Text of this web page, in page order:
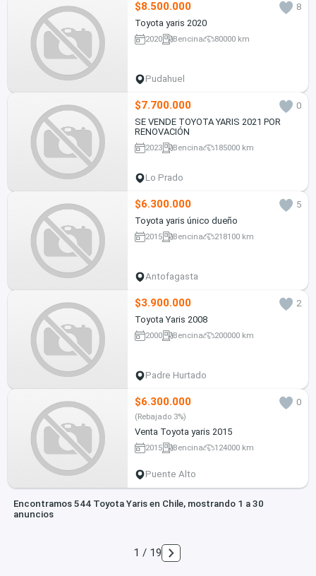
$8.500.000
8
Toyota yaris 2020
2020 Bencina 80000 km
Pudahuel
$7.700.000
0
SE VENDE TOYOTA YARIS 2021 POR
RENOVACIÓN
2023 Bencina 185000 km
Lo Prado
$6.300.000
5
Toyota yaris único dueño
2015 Bencina 218100 km
Antofagasta
$3.900.000
2
Toyota Yaris 2008
2000 Bencina 200000 km
Padre Hurtado
$6.300.000 0
(Rebajado 3%)
Venta Toyota yaris 2015
2015 Bencina 124000 km
Puente Alto
Encontramos 544 Toyota Yaris en Chile, mostrando 1 a 30
anuncios
1 / 19